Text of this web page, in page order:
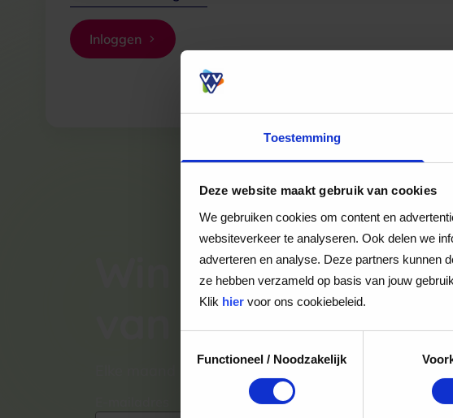
Toestemming
Deze website maakt gebruik van cookies
We gebruiken cookies om content en
websiteverkeer te analyseren. Ook delen we
adverteren en analyse. Deze partners kunnen
ze hebben verzameld op basis van jouw
Klik hiervoor ons cookiebeleid.
Functioneel / Noodzakelijk
Inloggen
Win een VVV
van €100,-
Elke maand kiezen wij een winnaar uit alle nieuwe